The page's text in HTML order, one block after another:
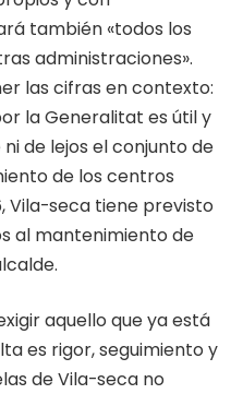
también «todos los
administraciones».
las cifras en contexto:
la Generalitat es útil y
de lejos el conjunto de
de los centros
Vila-seca tiene previsto
al mantenimiento de
aquello que ya está
es rigor, seguimiento y
de Vila-seca no